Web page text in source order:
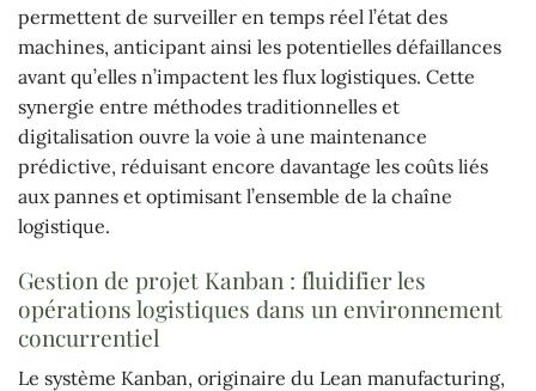
permettent de surveiller en temps réel l’état des
machines, anticipant ainsi les potentielles défaillances
avant qu’elles n’impactent les flux logistiques. Cette
synergie entre méthodes traditionnelles et
digitalisation ouvre la voie à une maintenance
prédictive, réduisant encore davantage les coûts liés
aux pannes et optimisant l’ensemble de la chaîne
logistique.
Gestion de projet Kanban : fluidifier les
opérations logistiques dans un environnement
concurrentiel
Le système Kanban, originaire du Lean manufacturing,